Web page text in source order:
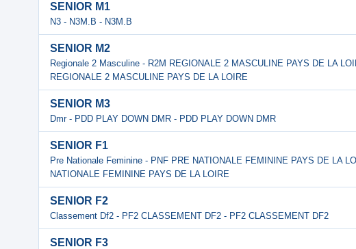
SENIOR M1
N3 - N3M.B - N3M.B
SENIOR M2
Regionale 2 Masculine - R2M REGIONALE 2 MASCULINE PAYS DE LA
REGIONALE 2 MASCULINE PAYS DE LA LOIRE
SENIOR M3
Dmr - PDD PLAY DOWN DMR - PDD PLAY DOWN DMR
SENIOR F1
Pre Nationale Feminine - PNF PRE NATIONALE FEMININE PAYS DE LA
NATIONALE FEMININE PAYS DE LA LOIRE
SENIOR F2
Classement Df2 - PF2 CLASSEMENT DF2 - PF2 CLASSEMENT DF2
SENIOR F3